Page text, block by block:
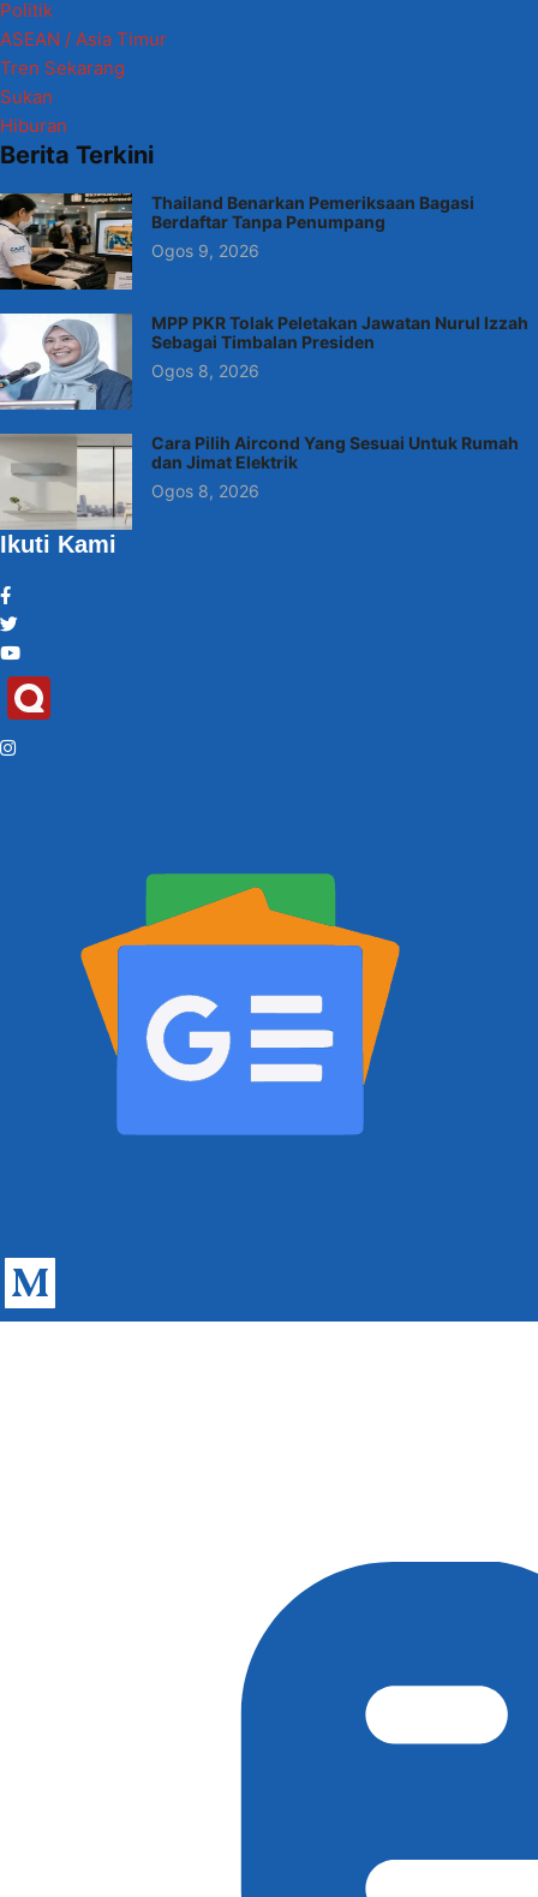
Politik
ASEAN / Asia Timur
Tren Sekarang
Sukan
Hiburan
Berita Terkini
Thailand Benarkan Pemeriksaan Bagasi
Berdaftar Tanpa Penumpang
Ogos 9, 2026
MPP PKR Tolak Peletakan Jawatan Nurul Izzah
Sebagai Timbalan Presiden
Ogos 8, 2026
Cara Pilih Aircond Yang Sesuai Untuk Rumah
dan Jimat Elektrik
Ogos 8, 2026
Ikuti Kami